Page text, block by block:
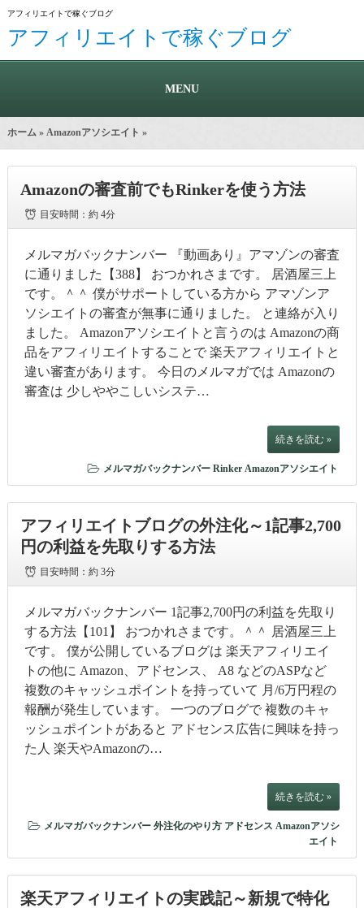
アフィリエイトで稼ぐブログ
アフィリエイトで稼ぐブログ
MENU
ホーム» Amazonアソシエイト »
Amazonの審査前でもRinkerを使う方法
目安時間：約 4分
メルマガバックナンバー 『動画あり』アマゾンの審査
に通りました【388】 おつかれさまです。 居酒屋三上
です。＾＾ 僕がサポートしている方から アマゾンア
ソシエイトの審査が無事に通りました。 と連絡が入り
ました。 Amazonアソシエイトと言うのは Amazonの商
品をアフィリエイトすることで 楽天アフィリエイトと
違い審査があります。 今日のメルマガでは Amazonの
審査は 少しややこしいシステ…
続きを読む »
メルマガバックナンバー Rinker Amazonアソシエイト
アフィリエイトブログの外注化～1記事2,700
円の利益を先取りする方法
目安時間：約 3分
メルマガバックナンバー 1記事2,700円の利益を先取り
する方法【101】 おつかれさまです。＾＾ 居酒屋三上
です。 僕が公開しているブログは 楽天アフィリエイ
トの他に Amazon、アドセンス、 A8 などのASPなど
複数のキャッシュポイントを持っていて 月/6万円程の
報酬が発生しています。 一つのブログで 複数のキャ
ッシュポイントがあると アドセンス広告に興味を持っ
た人 楽天やAmazonの…
続きを読む »
メルマガバックナンバー 外注化のやり方 アドセンス Amazonアソシ
エイト
楽天アフィリエイトの実践記～新規で特化